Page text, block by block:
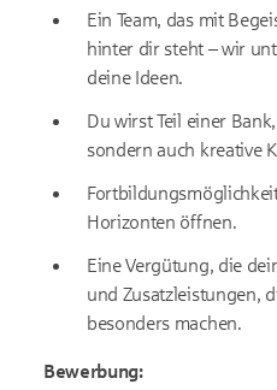
Ein Team, das mit
hinter dir steht – wir
deine Ideen.
Du wirst Teil einer
sondern auch kreative
Horizonten öffnen.
Eine Vergütung, die
und Zusatzleistungen,
besonders machen.
Bewerbung: